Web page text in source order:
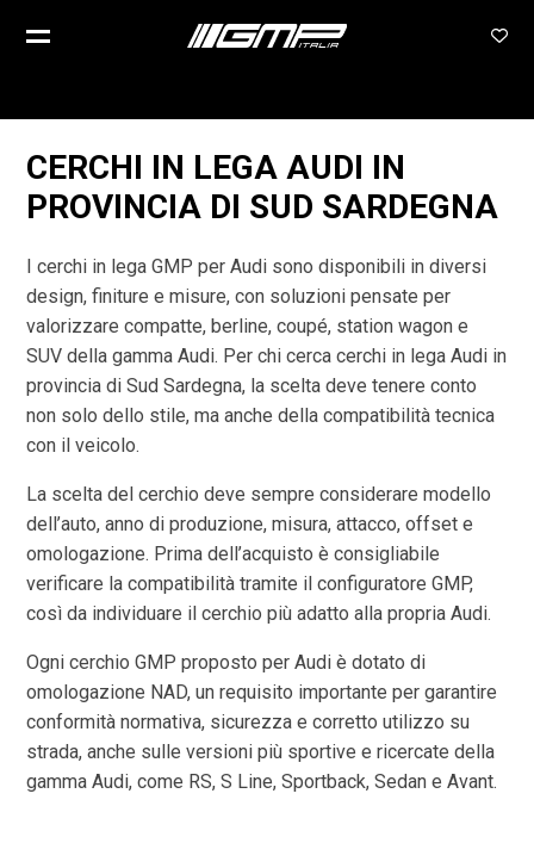
CERCHI IN LEGA AUDI IN
PROVINCIA DI SUD SARDEGNA
I cerchi in lega GMP per Audi sono disponibili in diversi
design, finiture e misure, con soluzioni pensate per
valorizzare compatte, berline, coupé, station wagon e
SUV della gamma Audi. Per chi cerca cerchi in lega Audi in
provincia di Sud Sardegna, la scelta deve tenere conto
non solo dello stile, ma anche della compatibilità tecnica
con il veicolo.
La scelta del cerchio deve sempre considerare modello
dell’auto, anno di produzione, misura, attacco, offset e
omologazione. Prima dell’acquisto è consigliabile
verificare la compatibilità tramite il configuratore GMP,
così da individuare il cerchio più adatto alla propria Audi.
Ogni cerchio GMP proposto per Audi è dotato di
omologazione NAD, un requisito importante per garantire
conformità normativa, sicurezza e corretto utilizzo su
strada, anche sulle versioni più sportive e ricercate della
gamma Audi, come RS, S Line, Sportback, Sedan e Avant.